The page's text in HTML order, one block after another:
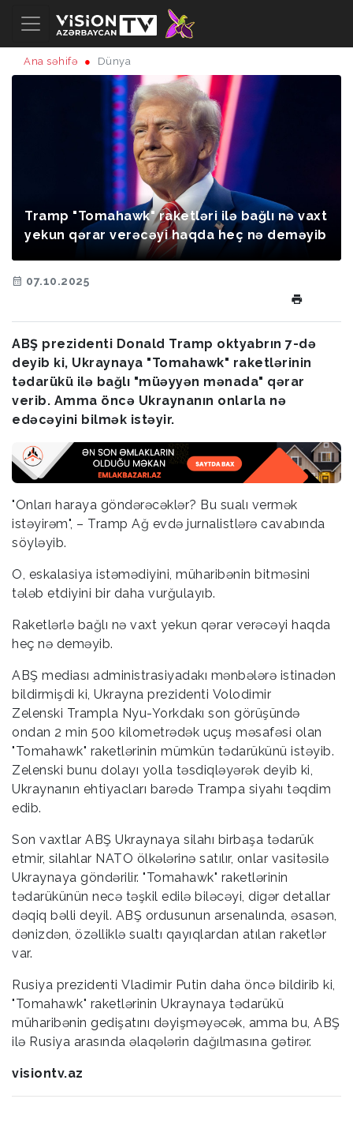
Ana səhifə Dünya
Tramp "Tomahawk" raketləri ilə bağlı nə vaxt
yekun qərar verəcəyi haqda heç nə deməyib
07.10.2025
ABŞ prezidenti Donald Tramp oktyabrın 7-də
deyib ki, Ukraynaya "Tomahawk" raketlərinin
tədarükü ilə bağlı "müəyyən mənada" qərar
verib. Amma öncə Ukraynanın onlarla nə
edəcəyini bilmək istəyir.
"Onları haraya göndərəcəklər? Bu sualı vermək
istəyirəm", – Tramp Ağ evdə jurnalistlərə cavabında
söyləyib.
O, eskalasiya istəmədiyini, müharibənin bitməsini
tələb etdiyini bir daha vurğulayıb.
Raketlərlə bağlı nə vaxt yekun qərar verəcəyi haqda
heç nə deməyib.
ABŞ mediası administrasiyadakı mənbələrə istinadən
bildirmişdi ki, Ukrayna prezidenti Volodimir
Zelenski Trampla Nyu-Yorkdakı son görüşündə
ondan 2 min 500 kilometrədək uçuş məsafəsi olan
"Tomahawk" raketlərinin mümkün tədarükünü istəyib.
Zelenski bunu dolayı yolla təsdiqləyərək deyib ki,
Ukraynanın ehtiyacları barədə Trampa siyahı təqdim
edib.
Son vaxtlar ABŞ Ukraynaya silahı birbaşa tədarük
etmir, silahlar NATO ölkələrinə satılır, onlar vasitəsilə
Ukraynaya göndərilir. "Tomahawk" raketlərinin
tədarükünün necə təşkil edilə biləcəyi, digər detallar
dəqiq bəlli deyil. ABŞ ordusunun arsenalında, əsasən,
dənizdən, özəlliklə sualtı qayıqlardan atılan raketlər
var.
Rusiya prezidenti Vladimir Putin daha öncə bildirib ki,
"Tomahawk" raketlərinin Ukraynaya tədarükü
müharibənin gedişatını dəyişməyəcək, amma bu, ABŞ
ilə Rusiya arasında əlaqələrin dağılmasına gətirər.
visiontv.az